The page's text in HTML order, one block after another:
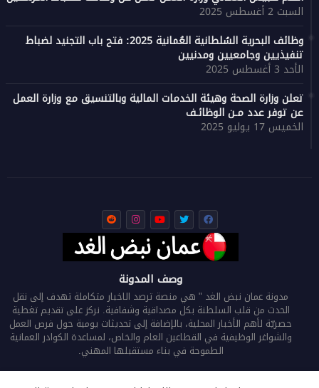
السبت 2 أغسطس 2025
وظائف البحرية السُلطانية العُمانية 2025: فتح باب التجنيد لضباط
تنفيذيين وجامعيين ومدنيين
الأحد 3 أغسطس 2025
تعلن وزارة الصحة وهيئة الخدمات المالية وبالتنسيق مع وزارة العمل
عن توفر عدد مـن الوظائـف
الخميس 17 يوليو 2025
وصف المدونة
مدونة عمان نبض الغد " هي منصة ترصد الاخبار متكاملة تهدف إلى نقل
الحدث من قلب السلطنة بكل مصداقية وشفافية. نركز على تقديم تغطية
حصريّة لأهم الأخبار المحلية، بالإضافة إلى تحديثات يومية حول فرص العمل
والشواغر الوظيفية في القطاعين العام والخاص، لمساعدة الكوادر العمانية
الطموحة في بناء مستقبلها المهني.